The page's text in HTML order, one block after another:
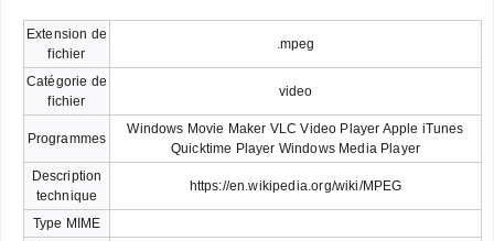
Extension de
fichier
.mpeg
Catégorie de
fichier
video
Programmes
Windows Movie Maker VLC Video Player Apple iTunes
Quicktime Player Windows Media Player
Description
technique
https://en.wikipedia.org/wiki/MPEG
Type MIME